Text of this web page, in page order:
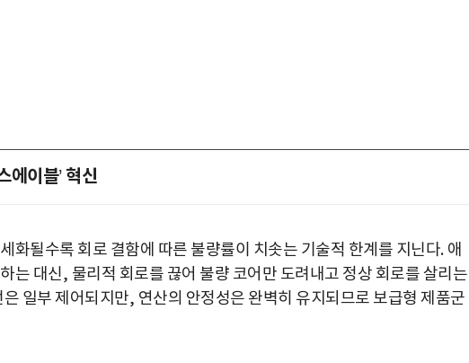
에이블’ 혁신
화될수록 회로 결함에 따른 불량률이 치솟는 기술적 한계를 지닌다. 애
는 대신, 물리적 회로를 끊어 불량 코어만 도려내고 정상 회로를 살리는
일부 제어되지만, 연산의 안정성은 완벽히 유지되므로 보급형 제품군